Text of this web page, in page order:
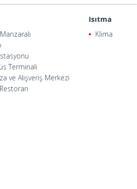
Terminali
ve Alışveriş Merkezi
Isıtma
Klima